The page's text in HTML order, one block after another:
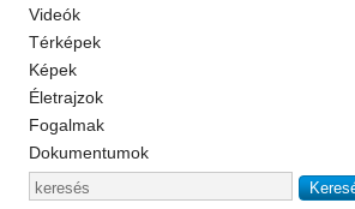
Videók
Térképek
Képek
Életrajzok
Fogalmak
Dokumentumok